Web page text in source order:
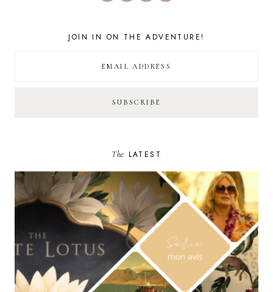
JOIN IN ON THE ADVENTURE!
The LATEST